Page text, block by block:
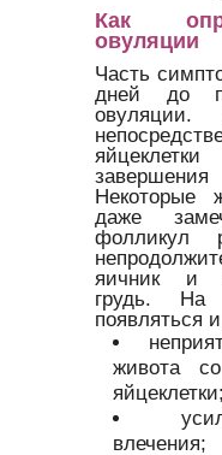
Как
овуляции
Часть
дней до
овуляции.
Некоторые
даже
фолликул
яичник и
грудь. На
появляться
живота
яйцеклетки;
влечения;